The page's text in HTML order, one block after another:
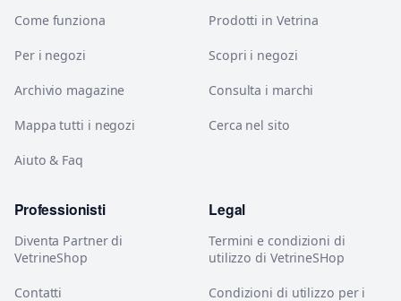
Come funziona
Per i negozi
Archivio magazine
Mappa tutti i negozi
Aiuto & Faq
Prodotti in Vetrina
Scopri i negozi
Consulta i marchi
Cerca nel sito
Professionisti
Diventa Partner di
VetrineShop
Contatti
Legal
Termini e condizioni di
utilizzo di VetrineSHop
Condizioni di utilizzo per i